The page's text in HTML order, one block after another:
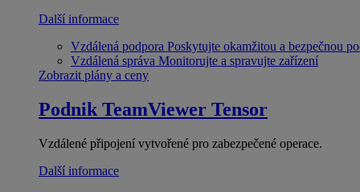
Další informace
Vzdálená podpora Poskytujte okamžitou a bezpečnou
Vzdálená správa Monitorujte a spravujte zařízení
Zobrazit plány a ceny
Podnik TeamViewer Tensor
Vzdálené připojení vytvořené pro zabezpečené operace.
Další informace